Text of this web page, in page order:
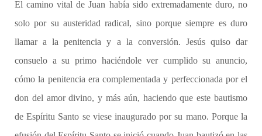
El camino vital de Juan había sido extremadamente duro, no
solo por su austeridad radical, sino porque siempre es duro
llamar a la penitencia y a la conversión. Jesús quiso dar
consuelo a su primo haciéndole ver cumplido su anuncio,
cómo la penitencia era complementada y perfeccionada por el
don del amor divino, y más aún, haciendo que este bautismo
de Espíritu Santo se viese inaugurado por su mano. Porque la